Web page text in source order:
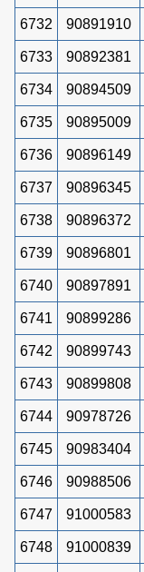
6732 90891910
6733 90892381
6734 90894509
6735 90895009
6736 90896149
6737 90896345
6738 90896372
6739 90896801
6740 90897891
6741 90899286
6742 90899743
6743 90899808
6744 90978726
6745 90983404
6746 90988506
6747 91000583
6748 91000839